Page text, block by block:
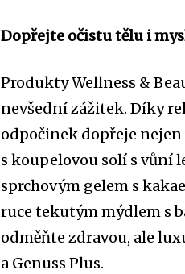
Dopřejte očistu tělu i
Produkty Wellness &
nevšední zážitek. Díky
odpočinek dopřeje nejen
s koupelovou solí s vůní
sprchovým gelem s
ruce tekutým mýdlem s
odměňte zdravou, ale
a Genuss Plus.